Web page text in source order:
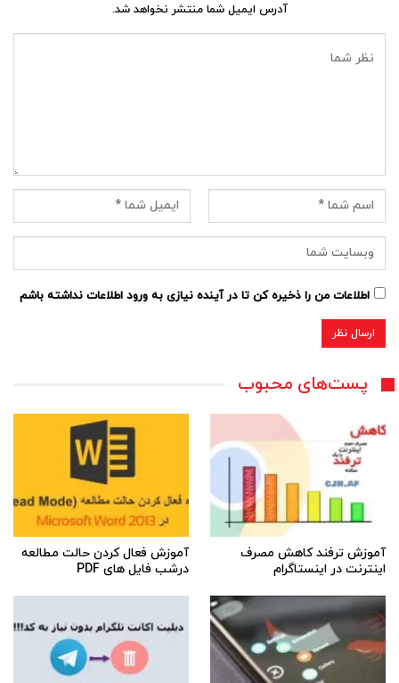
آدرس ایمیل شما منتشر نخواهد شد.
اطلاعات من را ذخیره کن تا در آینده نیازی به ورود اطلاعات نداشته باشم
پست‌های محبوب
آموزش ترفند کاهش مصرف
اینترنت در اینستاگرام
آموزش فعال کردن حالت مطالعه
درشب فایل های PDF